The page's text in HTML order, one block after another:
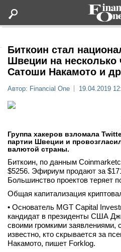
Статьи
Мероприятия
Новости
Интервью
вконтакте
телеграм
Биткоин стал
Швеции на несколько
Сатоши Накамото и
Автор: Financial One 19.04.2019
Группа хакеров взломала
партии Швеции и
валютой страны.
Биткоин, по данным
$5256. Эфириум продают за
Большинство проектов теряет
Общая капитализация
• Основатель MGT Capital
кандидат в президенты США
своими громкими заявлениями,
известно, кто скрывается за
Накамото, пишет Forklog.